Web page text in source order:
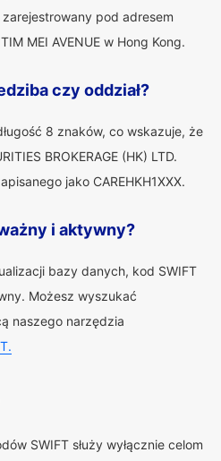
zarejestrowany pod adresem
MEI AVENUE w Hong Kong.
czy oddział?
8 znaków, co wskazuje, że
BROKERAGE (HK) LTD.
jako CAREHKH1XXX.
i aktywny?
bazy danych, kod SWIFT
Możesz wyszukać
naszego narzędzia
SWIFT służy wyłącznie celom